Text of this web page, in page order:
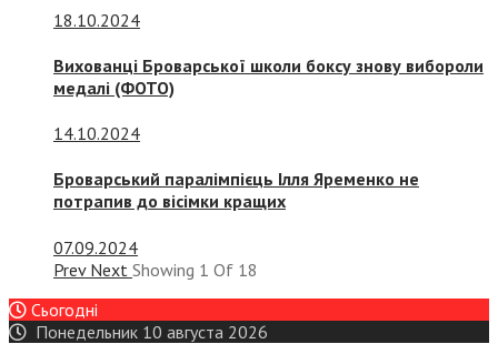
18.10.2024
Вихованці Броварської школи боксу знову вибороли
медалі (ФОТО)
14.10.2024
Броварський паралімпієць Ілля Яременко не
потрапив до вісімки кращих
07.09.2024
Prev Next Showing 1 Of 18
Сьогодні
Понедельник 10 августа 2026